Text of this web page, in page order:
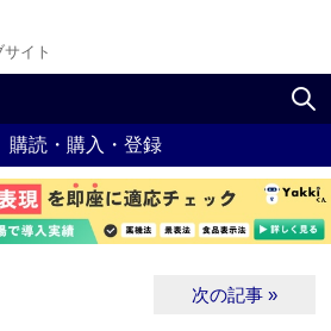
イト
購読・購入・登録
次の記事 »